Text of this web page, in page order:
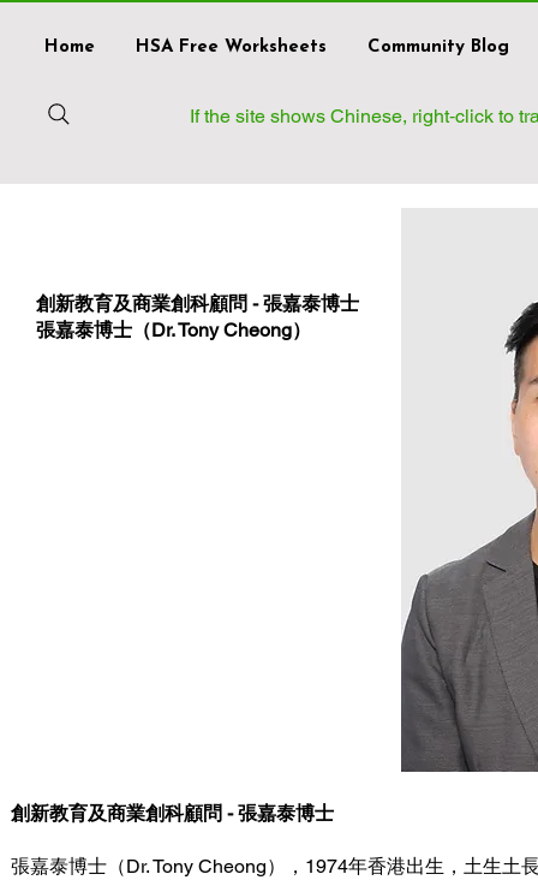
Home HSA Free Worksheets Community Blog
If the site shows Chinese, right‑click to
創新教育及商業創科顧問 - 張嘉泰博士
張嘉泰博士（Dr. Tony Cheong）
創新教育及商業創科顧問 - 張嘉泰博士
張嘉泰博士（Dr. Tony Cheong），1974年香港出生，土生